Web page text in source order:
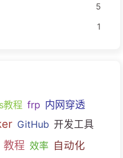
5
1
教程 frp 内网穿透
GitHub 开发工具
教程 效率 自动化